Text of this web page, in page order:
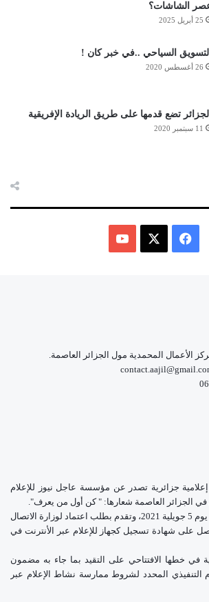
الشاشات؟
25 أبريل 2025
التسويق السياحي ..في خبر كان !
26 أغسطس 2020
الجزائر تضع قدمها على طريق الريادة الإفريقية
11 سبتمبر 2020
و
ك
الأعمال المحمدية مول الجزائر العاصمة.
جزائرية تصدر عن مؤسسة عاجل نيوز للإعلام
في الجزائر العاصمة شعارها: " كن أول من يعرف".
انطلق الموقع في العمل يوم 5 جويلية 2021، وتقدم بطلب اعتماد لوزارة الاتصال
2021، وحصل على شهادة تسجيل كجهاز للإعلام عبر الأنترنت في
في خطها الافتتاحي على التقيد بما جاء به مضمون
التنفيذي المحدد لشروط ممارسة نشاط الإعلام عبر